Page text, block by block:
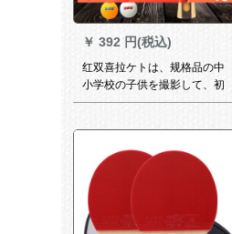
￥ 392 円(税込)
红双喜拉ケトは、规格品の中
小学校の子供を撮影して、初
心者に向けて、くまの逆ゴム
ムの単写を撮ります。